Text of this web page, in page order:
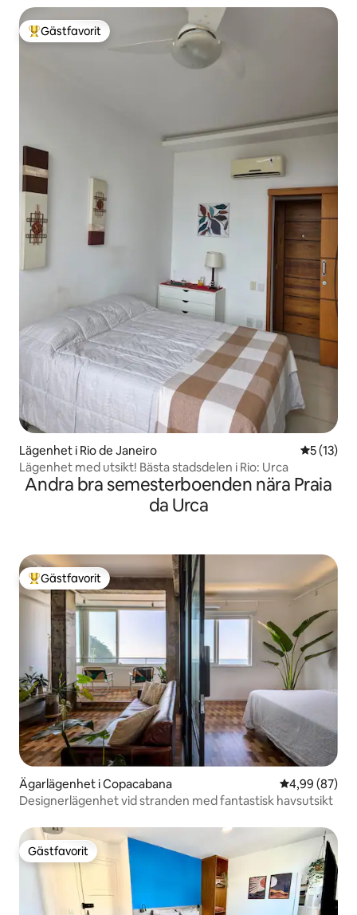
Populär gästfavorit
Gästfavorit
Lägenhet i Rio de Janeiro 5 av 5 i
5 (13)
Lägenhet med utsikt! Bästa stadsdelen i Rio: Urca
Andra bra semesterboenden nära Praia
da Urca
Populär gästfavorit
Gästfavorit
Ägarlägenhet i Copacabana 4,99 av 5 i
4,99 (87)
Designerlägenhet vid stranden med fantastisk havsutsikt
Gästfavorit
Gästfavorit